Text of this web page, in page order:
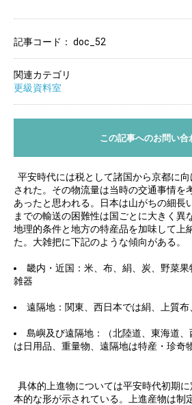
記事コード： doc_52
関連カテゴリ
更級資料室
この記事へのお問い合
平安時代には税として諸国から京都に
された。その物流量は当時の交通事情を
あったと思われる。日本は山がちの細長
までの輸送の困難性は国ごとに大きく異
地理的条件と地方の特産品を加味して上
た。大雑把に下記のような傾向がある。
畿内・近国：米、布、絹、炭、野菜果
雑器
遠隔地：関東、西日本では絹、上質布
島嶼及び遠隔地：（北陸道、東海道
は日用品、重量物、遠隔地は特産・珍奇
具体的上進物については平安時代初期
本的な形が示されている。上進産物は制